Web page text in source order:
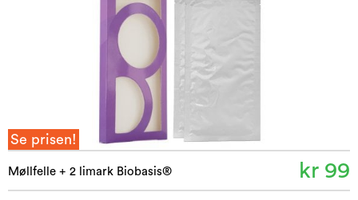
Se prisen!
Møllfelle + 2 limark Biobasis® kr 99